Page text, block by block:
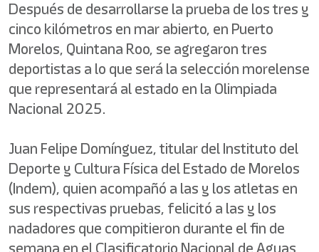
interactuar
contenido.
Después de desarrollarse la prueba de los tres y
cinco kilómetros en mar abierto, en Puerto
Morelos, Quintana Roo, se agregaron tres
deportistas a lo que será la selección morelense
que representará al estado en la Olimpiada
Nacional 2025.
Juan Felipe Domínguez, titular del Instituto del
Deporte y Cultura Física del Estado de Morelos
(Indem), quien acompañó a las y los atletas en
sus respectivas pruebas, felicitó a las y los
nadadores que compitieron durante el fin de